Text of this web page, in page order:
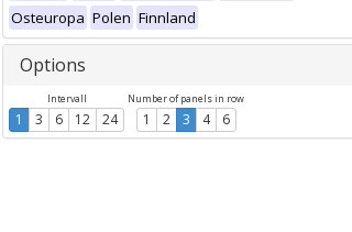
Osteuropa Polen Finnland
Options
Intervall
1 3 6 12 24
Number of panels in row
1 2 3 4 6